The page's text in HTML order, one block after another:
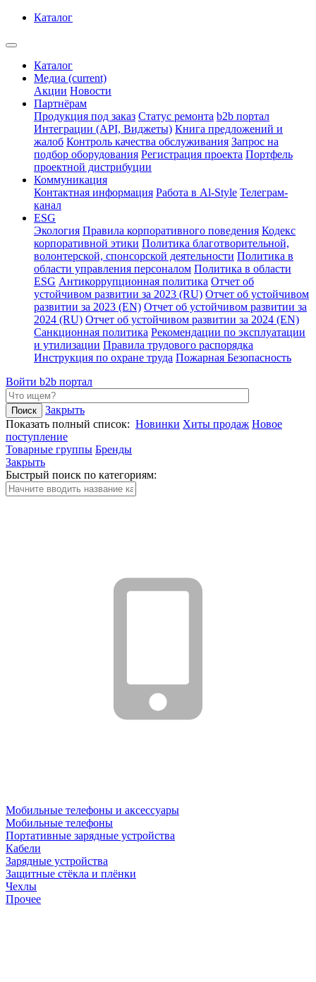
Каталог
Каталог
Медиа (current)
Акции Новости
Партнёрам
Продукция под заказ Статус ремонта b2b портал
Интеграции (API, Виджеты) Книга предложений и
жалоб Контроль качества обслуживания Запрос на
подбор оборудования Регистрация проекта Портфель
проектной дистрибуции
Коммуникация
Контактная информация Работа в Al-Style Телеграм-
канал
ESG
Экология Правила корпоративного поведения Кодекс
корпоративной этики Политика благотворительной,
волонтерской, спонсорской деятельности Политика в
области управления персоналом Политика в области
ESG Антикоррупционная политика Отчет об
устойчивом развитии за 2023 (RU) Отчет об устойчивом
развитии за 2023 (EN) Отчет об устойчивом развитии за
2024 (RU) Отчет об устойчивом развитии за 2024 (EN)
Санкционная политика Рекомендации по эксплуатации
и утилизации Правила трудового распорядка
Инструкция по охране труда Пожарная Безопасность
Войти b2b портал
Закрыть
Показать полный список: Новинки Хиты продаж Новое
поступление
Товарные группы Бренды
Закрыть
Быстрый поиск по категориям:
Мобильные телефоны и аксессуары
Мобильные телефоны
Портативные зарядные устройства
Кабели
Зарядные устройства
Защитные стёкла и плёнки
Чехлы
Прочее